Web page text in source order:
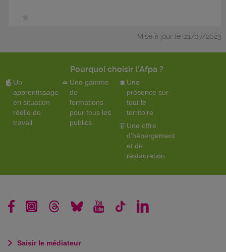
Mise à jour le :21/07/2023
Pourquoi choisir l'Afpa ?
Un
apprentissage
en situation
réelle de
travail
Une gamme
de
formations
pour tous les
publics
Une
présence sur
tout le
territoire
Une offre
d'hébergement
et de
restauration
Saisir le médiateur